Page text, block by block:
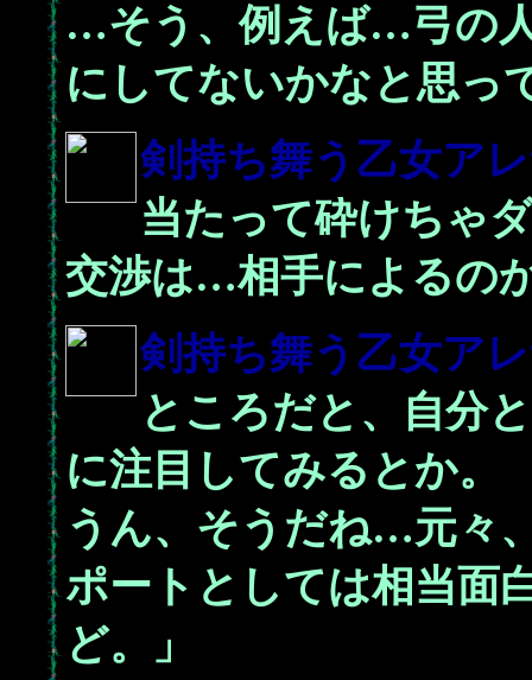
…そう、例えば…弓の
にしてないかなと思っ
剣持ち舞う乙女ア
当たって砕けちゃ
交渉は…相手によるの
剣持ち舞う乙女ア
ところだと、自分
に注目してみるとか。
うん、そうだね…元々
ポートとしては相当面
ど。」